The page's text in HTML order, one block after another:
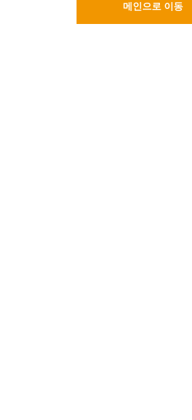
메인으로 이동